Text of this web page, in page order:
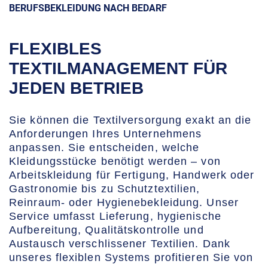
BERUFSBEKLEIDUNG NACH BEDARF
FLEXIBLES
TEXTILMANAGEMENT FÜR
JEDEN BETRIEB
Sie können die Textilversorgung exakt an die
Anforderungen Ihres Unternehmens
anpassen. Sie entscheiden, welche
Kleidungsstücke benötigt werden – von
Arbeitskleidung für Fertigung, Handwerk oder
Gastronomie bis zu Schutztextilien,
Reinraum- oder Hygienebekleidung. Unser
Service umfasst Lieferung, hygienische
Aufbereitung, Qualitätskontrolle und
Austausch verschlissener Textilien. Dank
unseres flexiblen Systems profitieren Sie von